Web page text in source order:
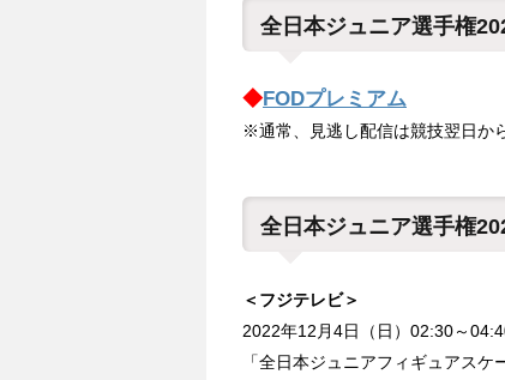
全日本ジュニア選手権
◆FODプレミアム
※通常、見逃し配信は競技翌日か
全日本ジュニア選手権
＜フジテレビ＞
2022年12月4日（日）02:30～
「全日本ジュニアフィギュアスケ